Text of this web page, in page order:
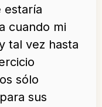
estaría
cuando mi
tal vez hasta
sólo
sus